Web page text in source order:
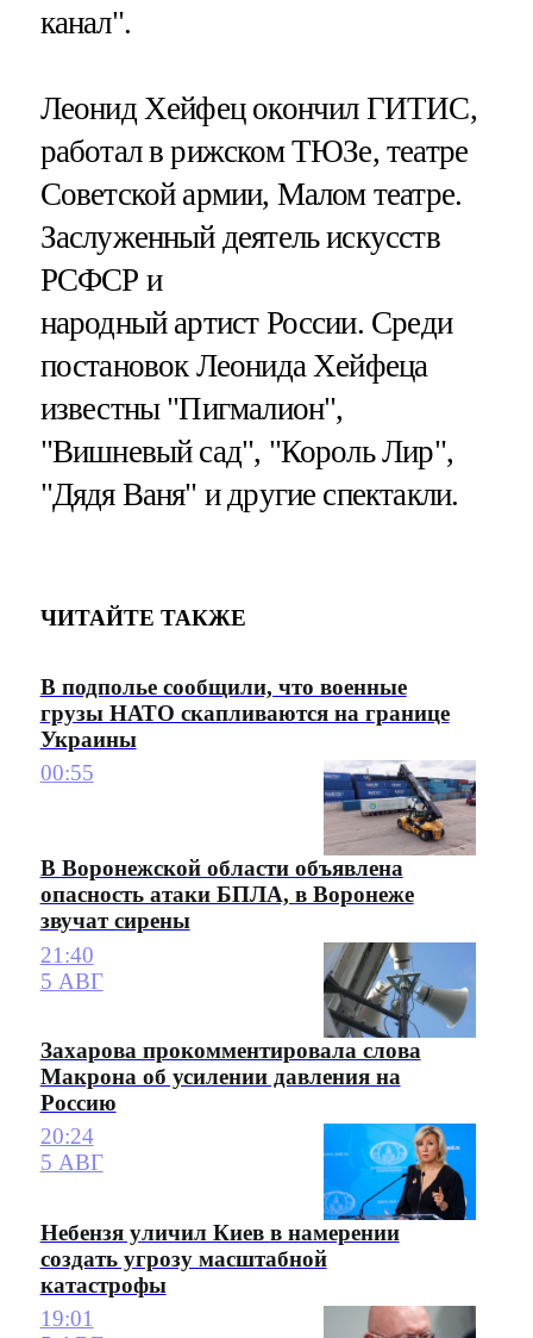
канал".
Леонид Хейфец окончил ГИТИС,
работал в рижском ТЮЗе, театре
Советской армии, Малом театре.
Заслуженный деятель искусств
РСФСР и
народный артист России. Среди
постановок Леонида Хейфеца
известны "Пигмалион",
"Вишневый сад", "Король Лир",
"Дядя Ваня" и другие спектакли.
ЧИТАЙТЕ ТАКЖЕ
В подполье сообщили, что военные
грузы НАТО скапливаются на границе
Украины
00:55
В Воронежской области объявлена
опасность атаки БПЛА, в Воронеже
звучат сирены
21:40
5 АВГ
Захарова прокомментировала слова
Макрона об усилении давления на
Россию
20:24
5 АВГ
Небензя уличил Киев в намерении
создать угрозу масштабной
катастрофы
19:01